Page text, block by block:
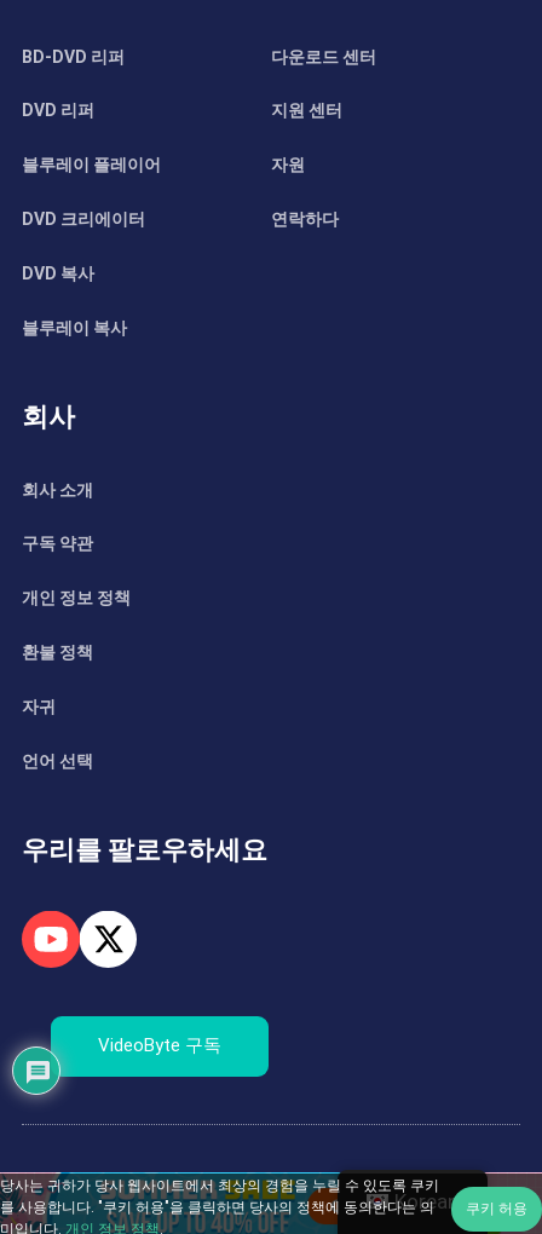
BD-DVD 리퍼
DVD 리퍼
블루레이 플레이어
DVD 크리에이터
DVD 복사
블루레이 복사
다운로드 센터
지원 센터
자원
연락하다
회사
회사 소개
구독 약관
개인 정보 정책
환불 정책
자귀
언어 선택
우리를 팔로우하세요
VideoByte 구독
저작권 © 2026 VideoByte. 모든 권리 보유.
Korean
당사는 귀하가 당사 웹사이트에서 최상의 경험을 누릴 수 있도록 쿠키
를 사용합니다. "쿠키 허용"을 클릭하면 당사의 정책에 동의한다는 의
미입니다. 개인 정보 정책.
쿠키 허용